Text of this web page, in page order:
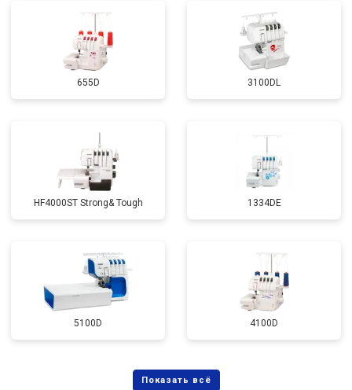
655D 3100DL
HF4000ST Strong& Tough 1334DE
5100D 4100D